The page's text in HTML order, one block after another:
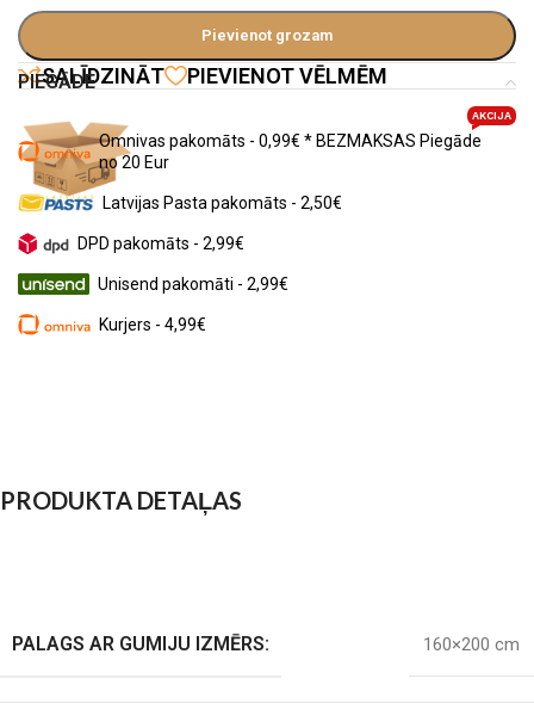
Pievienot grozam
SALĪDZINĀT PIEVIENOT VĒLMĒM
PIEGĀDE
Omnivas pakomāts - 0,99€ * BEZMAKSAS Piegāde
no 20 Eur
AKCIJA
Latvijas Pasta pakomāts - 2,50€
DPD pakomāts - 2,99€
Unisend pakomāti - 2,99€
Kurjers - 4,99€
PRODUKTA DETAĻAS
PALAGS AR GUMIJU IZMĒRS: 160×200 cm